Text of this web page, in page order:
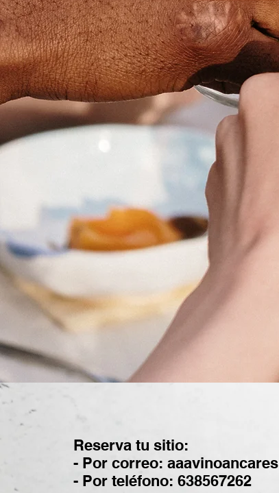
Reserva tu sitio:
- Por correo:
- Por teléfono: 638567262